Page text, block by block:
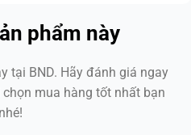
phẩm này
tại BND. Hãy đánh giá ngay
mua hàng tốt nhất bạn
nhé!